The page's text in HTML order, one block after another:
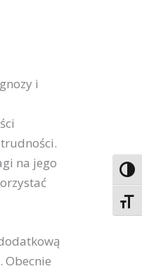
i
na jego
Obecnie